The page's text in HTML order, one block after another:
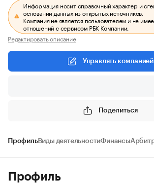
Информация носит справочный характер и
основании данных из открытых источников.
Компания не является пользователем и не
отношений с сервисом РБК Компании.
Редактировать описание
Управлять компанией
Поделиться
ПрофильВиды деятельностиФинансы
Профиль